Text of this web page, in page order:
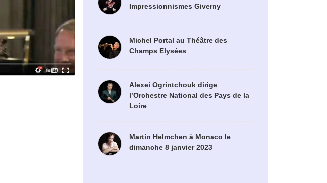
Impressionnismes Giverny
Michel Portal au Théâtre des
Champs Elysées
Alexei Ogrintchouk dirige
l’Orchestre National des Pays de la
Loire
Martin Helmchen à Monaco le
dimanche 8 janvier 2023